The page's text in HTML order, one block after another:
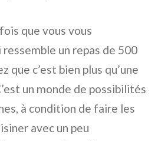
que vous vous
un repas de 500
que c’est bien plus qu’une
un monde de possibilités
à condition de faire les
avec un peu